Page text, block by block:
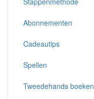
Abonnementen
Cadeautips
Spellen
Tweedehands boeken